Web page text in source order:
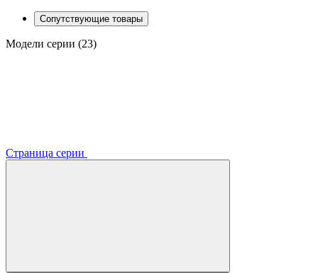
Сопутствующие товары
Модели серии (23)
Страница серии